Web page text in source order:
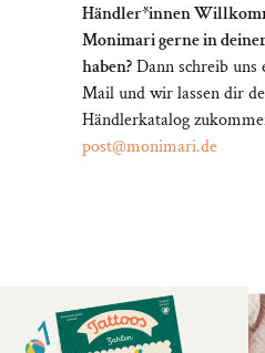
Händler*innen
Monimari gerne in
haben?Dann schreib uns
Mail und wir lassen dir
Händlerkatalog
post@monimari.de